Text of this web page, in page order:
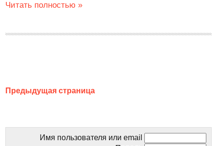
Читать полностью »
Предыдущая страница
Имя пользователя или email